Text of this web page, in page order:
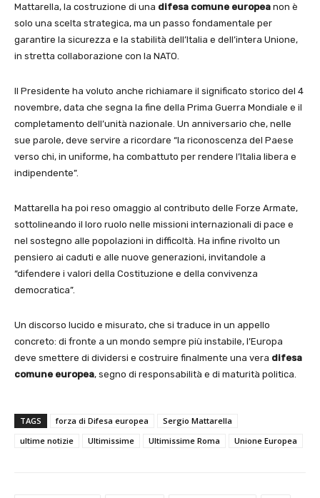
Mattarella, la costruzione di una difesa comune europea non è
solo una scelta strategica, ma un passo fondamentale per
garantire la sicurezza e la stabilità dell’Italia e dell’intera Unione,
in stretta collaborazione con la NATO.
Il Presidente ha voluto anche richiamare il significato storico del 4
novembre, data che segna la fine della Prima Guerra Mondiale e il
completamento dell’unità nazionale. Un anniversario che, nelle
sue parole, deve servire a ricordare “la riconoscenza del Paese
verso chi, in uniforme, ha combattuto per rendere l’Italia libera e
indipendente”.
Mattarella ha poi reso omaggio al contributo delle Forze Armate,
sottolineando il loro ruolo nelle missioni internazionali di pace e
nel sostegno alle popolazioni in difficoltà. Ha infine rivolto un
pensiero ai caduti e alle nuove generazioni, invitandole a
“difendere i valori della Costituzione e della convivenza
democratica”.
Un discorso lucido e misurato, che si traduce in un appello
concreto: di fronte a un mondo sempre più instabile, l’Europa
deve smettere di dividersi e costruire finalmente una vera difesa
comune europea, segno di responsabilità e di maturità politica.
TAGS forza di Difesa europea
Sergio Mattarella
ultime notizie
Ultimissime Ultimissime Roma Unione Europea